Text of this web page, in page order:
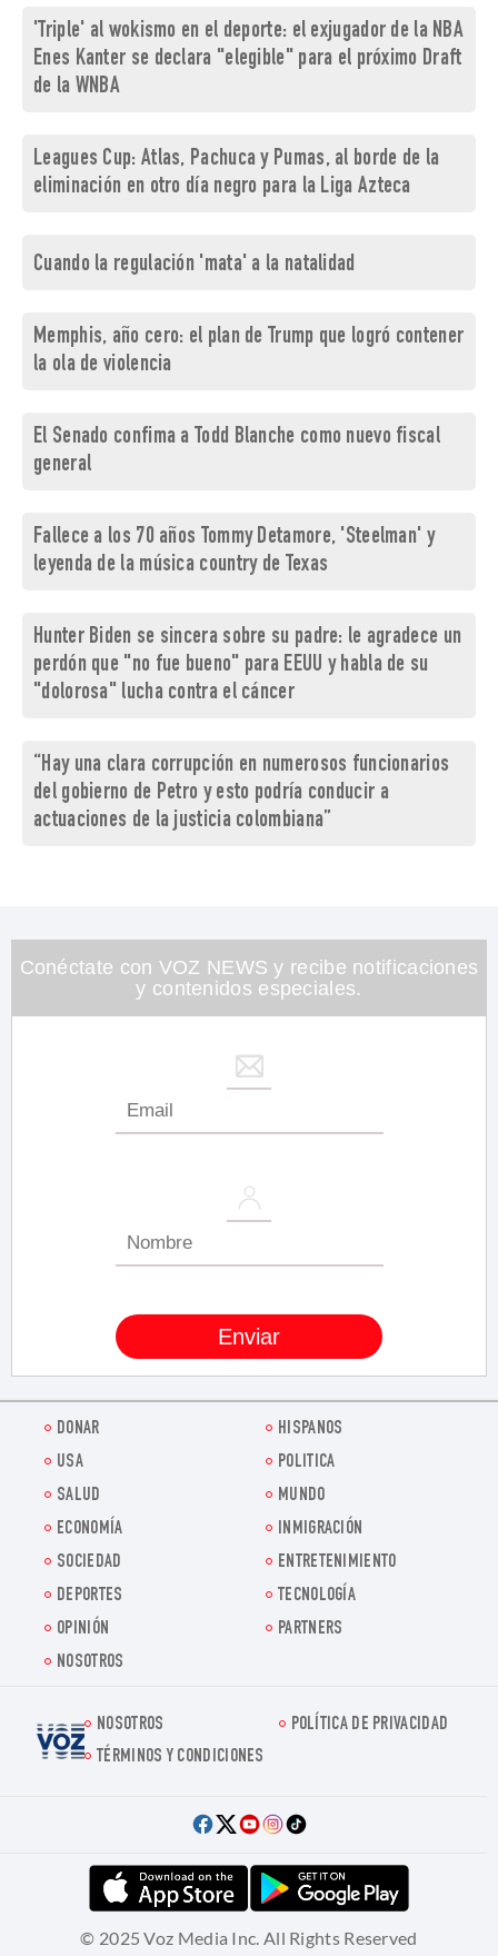
'Triple' al wokismo en el deporte: el exjugador de la NBA
Enes Kanter se declara "elegible" para el próximo Draft
de la WNBA
Leagues Cup: Atlas, Pachuca y Pumas, al borde de la
eliminación en otro día negro para la Liga Azteca
Cuando la regulación 'mata' a la natalidad
Memphis, año cero: el plan de Trump que logró contener
la ola de violencia
El Senado confima a Todd Blanche como nuevo fiscal
general
Fallece a los 70 años Tommy Detamore, 'Steelman' y
leyenda de la música country de Texas
Hunter Biden se sincera sobre su padre: le agradece un
perdón que "no fue bueno" para EEUU y habla de su
"dolorosa" lucha contra el cáncer
“Hay una clara corrupción en numerosos funcionarios
del gobierno de Petro y esto podría conducir a
actuaciones de la justicia colombiana”
Conéctate con VOZ NEWS y recibe notificaciones
y contenidos especiales.
DONAR
HISPANOS
USA
POLITICA
SALUD
MUNDO
ECONOMÍA
INMIGRACIÓN
SOCIEDAD
ENTRETENIMIENTO
DEPORTES
TECNOLOGÍA
OPINIÓN
PARTNERS
NOSOTROS
Voz.us
NOSOTROS
POLÍTICA DE PRIVACIDAD
TÉRMINOS Y CONDICIONES
© 2025 Voz Media Inc. All Rights Reserved